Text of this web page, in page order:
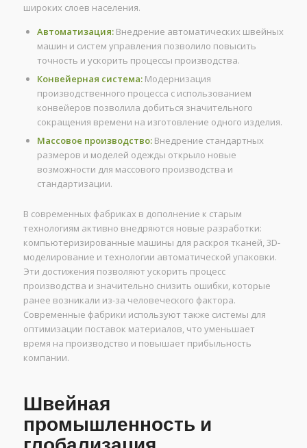
широких слоев населения.
Автоматизация:Внедрение автоматических швейных
машин и систем управления позволило повысить
точность и ускорить процессы производства.
Конвейерная система:Модернизация
производственного процесса с использованием
конвейеров позволила добиться значительного
сокращения времени на изготовление одного изделия.
Массовое производство:Внедрение стандартных
размеров и моделей одежды открыло новые
возможности для массового производства и
стандартизации.
В современных фабриках в дополнение к старым
технологиям активно внедряются новые разработки:
компьютеризированные машины для раскроя тканей, 3D-
моделирование и технологии автоматической упаковки.
Эти достижения позволяют ускорить процесс
производства и значительно снизить ошибки, которые
ранее возникали из-за человеческого фактора.
Современные фабрики используют также системы для
оптимизации поставок материалов, что уменьшает
время на производство и повышает прибыльность
компании.
Швейная
промышленность и